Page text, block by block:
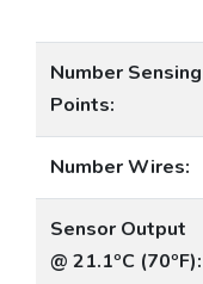
Number Sensing
Points:
Number Wires:
Sensor Output
@ 21.1ºC (70ºF):